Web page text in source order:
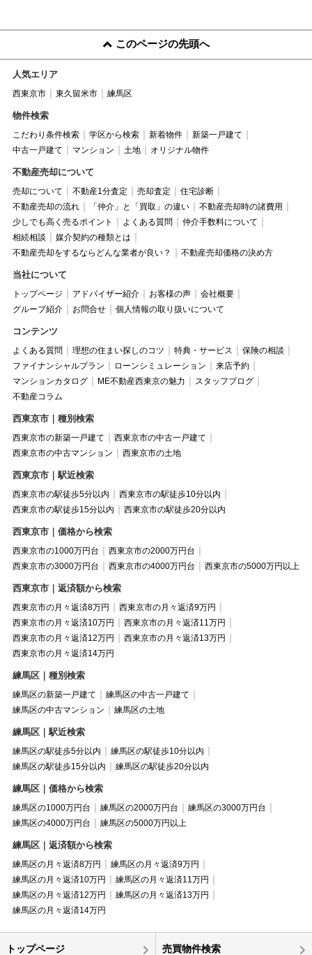
このページの先頭へ
人気エリア
西東京市 東久留米市 練馬区
物件検索
こだわり条件検索 学区から検索 新着物件
新築一戸建て
中古一戸建て
マンション 土地 オリジナル物件
不動産売却について
売却について 不動産1分査定 売却査定
住宅診断
不動産売却の流れ
「仲介」と「買取」の違い
不動産売却時の諸費用
少しでも高く売るポイント
よくある質問
仲介手数料について
相続相談
媒介契約の種類とは
不動産売却をするならどんな業者が良い？
不動産売却価格の決め方
当社について
トップページ アドバイザー紹介 お客様の声
会社概要
グループ紹介
お問合せ 個人情報の取り扱いについて
コンテンツ
よくある質問 理想の住まい探しのコツ 特典・サービス
保険の相談
ファイナンシャルプラン
ローンシミュレーション
来店予約
マンションカタログ
ME不動産西東京の魅力
スタッフブログ
不動産コラム
西東京市｜種別検索
西東京市の新築一戸建て
西東京市の中古一戸建て
西東京市の中古マンション
西東京市の土地
西東京市｜駅近検索
西東京市の駅徒歩5分以内
西東京市の駅徒歩10分以内
西東京市の駅徒歩15分以内
西東京市の駅徒歩20分以内
西東京市｜価格から検索
西東京市の1000万円台
西東京市の2000万円台
西東京市の3000万円台
西東京市の4000万円台 西東京市の5000万円以上
西東京市｜返済額から検索
西東京市の月々返済8万円
西東京市の月々返済9万円
西東京市の月々返済10万円
西東京市の月々返済11万円
西東京市の月々返済12万円
西東京市の月々返済13万円
西東京市の月々返済14万円
練馬区｜種別検索
練馬区の新築一戸建て
練馬区の中古一戸建て
練馬区の中古マンション
練馬区の土地
練馬区｜駅近検索
練馬区の駅徒歩5分以内
練馬区の駅徒歩10分以内
練馬区の駅徒歩15分以内
練馬区の駅徒歩20分以内
練馬区｜価格から検索
練馬区の1000万円台 練馬区の2000万円台
練馬区の3000万円台
練馬区の4000万円台
練馬区の5000万円以上
練馬区｜返済額から検索
練馬区の月々返済8万円
練馬区の月々返済9万円
練馬区の月々返済10万円
練馬区の月々返済11万円
練馬区の月々返済12万円
練馬区の月々返済13万円
練馬区の月々返済14万円
トップページ 売買物件検索